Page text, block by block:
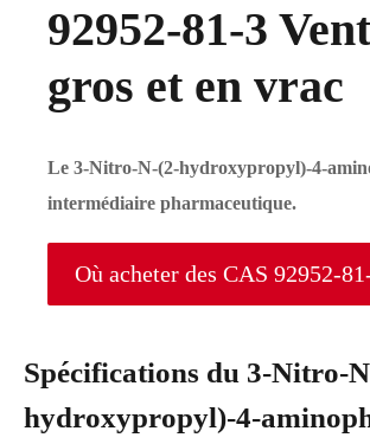
92952-81-3
gros et en vrac
Le 3-Nitro-N-(2-hydroxypropyl)-4-
intermédiaire pharmaceutique.
Où acheter des CAS 92952-
Spécifications du 3-Nitro-
hydroxypropyl)-4-